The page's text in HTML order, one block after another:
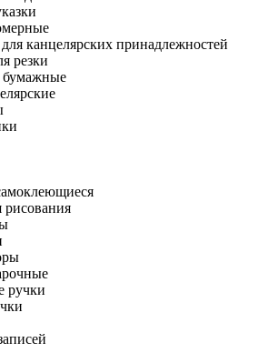
канцелярских принадлежностей
резки
бумажные
рисования
ручки